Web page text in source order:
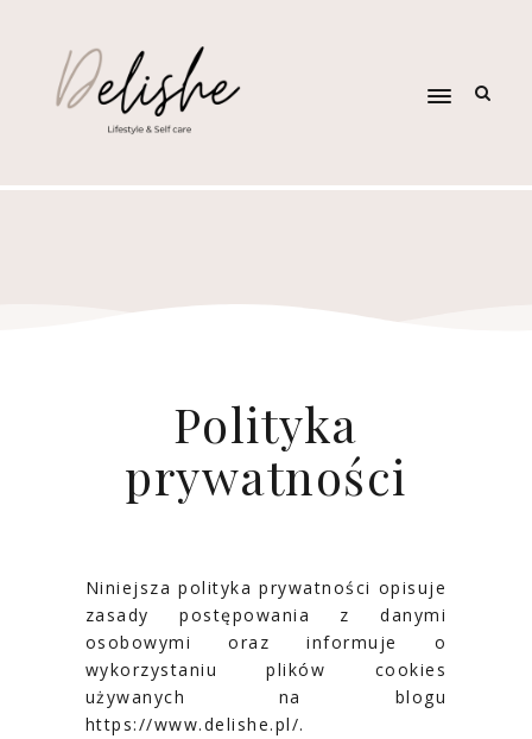
Polityka
prywatności
Niniejsza polityka prywatności opisuje
zasady postępowania z danymi
osobowymi oraz informuje o
wykorzystaniu plików cookies
używanych na blogu
https://www.delishe.pl/.